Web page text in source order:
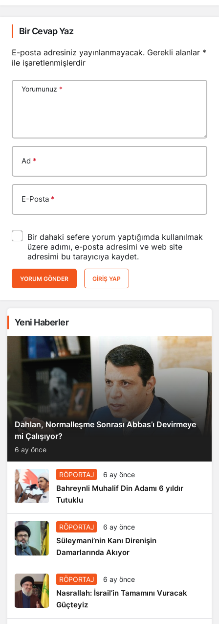
Bir Cevap Yaz
E-posta adresiniz yayınlanmayacak. Gerekli alanlar *
ile işaretlenmişlerdir
Yorumunuz *
Ad *
E-Posta *
Bir dahaki sefere yorum yaptığımda kullanılmak
üzere adımı, e-posta adresimi ve web site
adresimi bu tarayıcıya kaydet.
YORUM GÖNDER GIRIŞ YAP
Yeni Haberler
Dahlan, Normalleşme Sonrası Abbas’ı Devirmeye
mi Çalışıyor?
6 ay önce
RÖPORTAJ 6 ay önce
Bahreynli Muhalif Din Adamı 6 yıldır
Tutuklu
RÖPORTAJ 6 ay önce
Süleymani’nin Kanı Direnişin
Damarlarında Akıyor
RÖPORTAJ 6 ay önce
Nasrallah: İsrail’in Tamamını Vuracak
Güçteyiz